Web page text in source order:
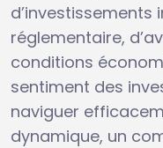
réglementaire,
conditions
sentiment des
naviguer
dynamique, un